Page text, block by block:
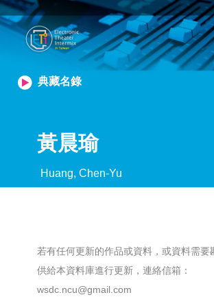
典藏名錄
黃晨瑜
Huang, Chen-Yu
若有任何更新的作品或資料，或資料需要
供給本資料庫進行更新，連絡信箱：
wsdc.ncu@gmail.com